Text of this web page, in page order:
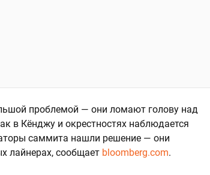
проблемой — они ломают голову над
в Кёнджу и окрестностях наблюдается
саммита нашли решение — они
лайнерах, сообщает bloomberg.com.